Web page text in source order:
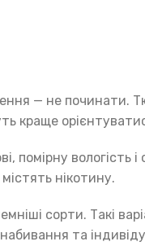
— не починати.
краще
помірну вологість
нікотину.
сорти. Такі
та